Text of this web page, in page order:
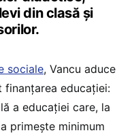
din clasă și
sociale, Vancu aduce
educației:
a educației care, la
primește minimum